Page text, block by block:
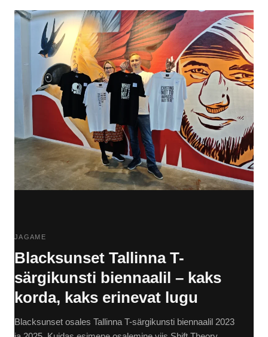
JAGAME
Blacksunset Tallinna T-
särgikunsti biennaalil – kaks
korda, kaks erinevat lugu
Blacksunset osales Tallinna T-särgikunsti biennaalil 2023